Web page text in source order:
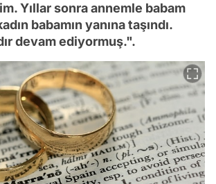
Yıllar sonra annemle babam
babamın yanına taşındı.
devam ediyormuş.".